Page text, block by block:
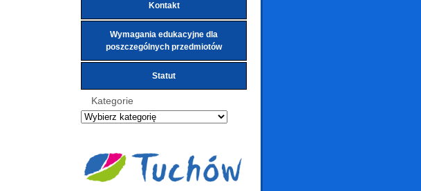
Kontakt
Wymagania edukacyjne dla
poszczególnych przedmiotów
Statut
Kategorie
Kategorie